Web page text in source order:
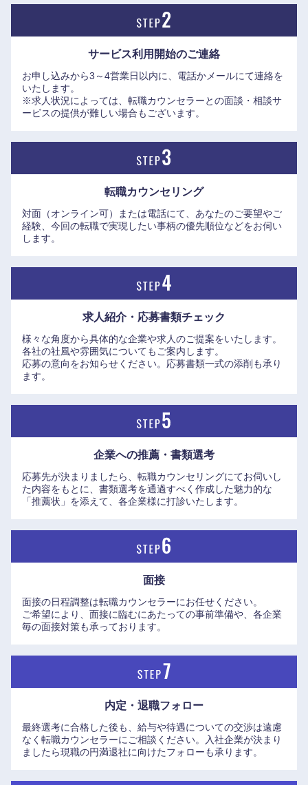
サービス利用開始のご連絡
お申し込みから3～4営業日以内に、電話かメールにて連絡を
いたします。
※求人状況によっては、転職カウンセラーとの面談・相談サ
ービスの提供が難しい場合もございます。
転職カウンセリング
対面（オンライン可）または電話にて、あなたのご要望やご
経験、今回の転職で実現したい事柄の優先順位などをお伺い
します。
求人紹介・応募書類チェック
様々な角度から具体的な企業や求人のご提案をいたします。
各社の社風や雰囲気についてもご案内します。
応募の意向をお知らせください。応募書類一式の添削も承り
ます。
企業への推薦・書類選考
応募先が決まりましたら、転職カウンセリングにてお伺いし
た内容をもとに、書類選考を通過すべく作成した魅力的な
「推薦状」を添えて、各企業様に打診いたします。
面接
面接の日程調整は転職カウンセラーにお任せください。
ご希望により、面接に臨むにあたっての事前準備や、各企業
毎の面接対策も承っております。
内定・退職フォロー
最終選考に合格した後も、給与や待遇についての交渉は遠慮
なく転職カウンセラーにご相談ください。入社企業が決まり
ましたら現職の円満退社に向けたフォローも承ります。
滋賀県 京都府
大阪府 兵庫県